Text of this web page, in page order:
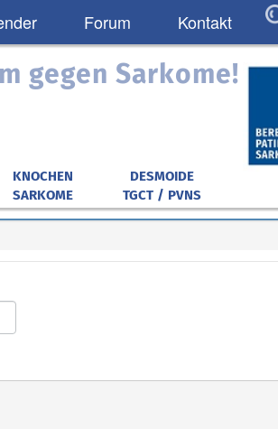
Forum Kontakt
gegen Sarkome!
KNOCHEN
SARKOME
DESMOIDE
TGCT / PVNS